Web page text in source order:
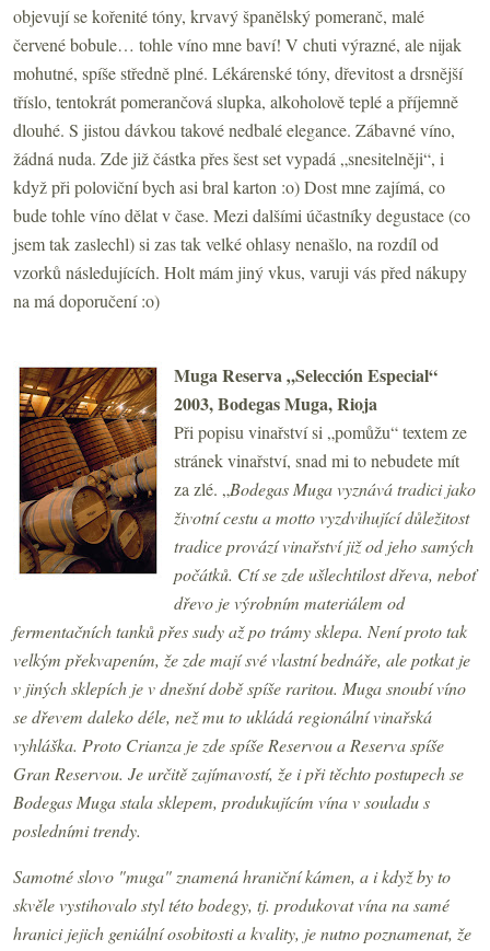
objevují se kořenité tóny, krvavý španělský pomeranč, malé
červené bobule… tohle víno mne baví! V chuti výrazné, ale nijak
mohutné, spíše středně plné. Lékárenské tóny, dřevitost a drsnější
tříslo, tentokrát pomerančová slupka, alkoholově teplé a příjemně
dlouhé. S jistou dávkou takové nedbalé elegance. Zábavné víno,
žádná nuda. Zde již částka přes šest set vypadá „snesitelněji“, i
když při poloviční bych asi bral karton :o) Dost mne zajímá, co
bude tohle víno dělat v čase. Mezi dalšími účastníky degustace (co
jsem tak zaslechl) si zas tak velké ohlasy nenašlo, na rozdíl od
vzorků následujících. Holt mám jiný vkus, varuji vás před nákupy
na má doporučení :o)
Muga Reserva „Selección Especial“
2003, Bodegas Muga, Rioja
Při popisu vinařství si „pomůžu“ textem ze
stránek vinařství, snad mi to nebudete mít
za zlé. „Bodegas Muga vyznává tradici jako
životní cestu a motto vyzdvihující důležitost
tradice provází vinařství již od jeho samých
počátků. Ctí se zde ušlechtilost dřeva, neboť
dřevo je výrobním materiálem od
fermentačních tanků přes sudy až po trámy sklepa. Není proto tak
velkým překvapením, že zde mají své vlastní bednáře, ale potkat je
v jiných sklepích je v dnešní době spíše raritou. Muga snoubí víno
se dřevem daleko déle, než mu to ukládá regionální vinařská
vyhláška. Proto Crianza je zde spíše Reservou a Reserva spíše
Gran Reservou. Je určitě zajímavostí, že i při těchto postupech se
Bodegas Muga stala sklepem, produkujícím vína v souladu s
posledními trendy.
Samotné slovo "muga" znamená hraniční kámen, a i když by to
skvěle vystihovalo styl této bodegy, tj. produkovat vína na samé
hranici jejich geniální osobitosti a kvality, je nutno poznamenat, že